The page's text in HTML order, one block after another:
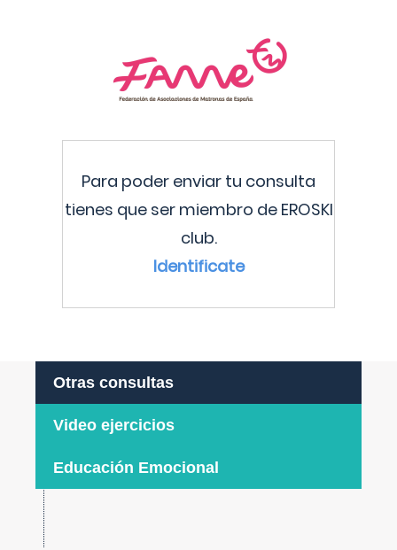
Para poder enviar tu consulta
tienes que ser miembro de EROSKI
club.
Identificate
Otras consultas
Video ejercicios
Educación Emocional